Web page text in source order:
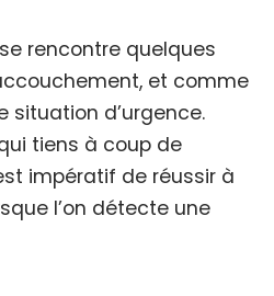
rencontre quelques
et comme
situation d’urgence.
tiens à coup de
impératif de réussir à
l’on détecte une